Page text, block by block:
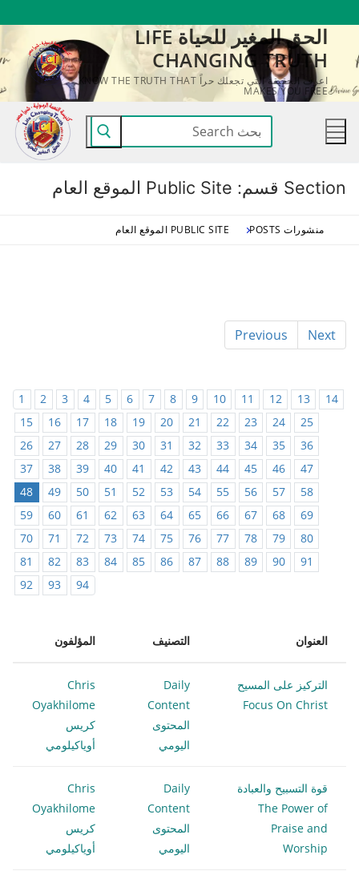
المحتوى
الحق المغير للحياة LIFE
CHANGING TRUTH
اعرف الحقيقة التي تجعلك حراً KNOW THE TRUTH THAT
MAKES YOU FREE
البحث
عن:
Section قسم: Public Site الموقع العام
منشورات POSTS PUBLIC SITE الموقع العام
Previous Next
1 2 3 4 5 6 7 8 9 10 11 12 13
14
15
16 17 18 19 20 21 22 23 24
25
26
27 28 29 30 31 32 33 34 35
36
37
38 39 40 41 42 43 44 45 46
47
48
49 50 51 52 53 54 55 56 57
58
59
60 61 62 63 64 65 66 67 68
69
70
71 72 73 74 75 76 77 78 79
80
81
82 83 84 85 86 87 88 89 90
91
92
93 94
العنوان التصنيف المؤلفون
التركيز على المسيح
Focus On Christ
Daily
Content
المحتوى
اليومي
Chris
Oyakhilome
كريس
أوياكيلومي
قوة التسبيح والعبادة
The Power of
Praise and
Worship
Daily
Content
المحتوى
اليومي
Chris
Oyakhilome
كريس
أوياكيلومي